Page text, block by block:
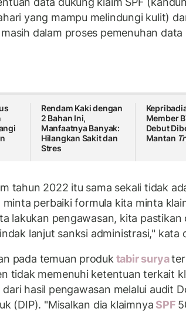
yang mampu melindungi kulit)
dalam proses pemenuhan data
Rendam Kaki dengan
2 Bahan Ini,
Manfaatnya Banyak:
Hilangkan Sakit dan
Stres
Member
Debut
Mantan
tahun 2022 itu sama sekali tidak
perbaiki formula kita minta
lakukan pengawasan, kita pastikan
lanjut sanksi administrasi," kata
pada temuan produktabir surya
tidak memenuhi ketentuan terkait
hasil pengawasan melalui audit
(DIP). "Misalkan dia klaimnya SPF